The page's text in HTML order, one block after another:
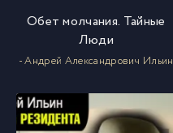
Обет молчания. Тайные
Люди
- Андрей Александрович Ильин